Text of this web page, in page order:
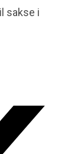
sakse i